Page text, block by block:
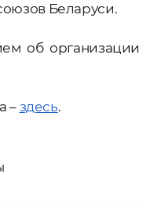
Беларуси.
об организации
– здесь.